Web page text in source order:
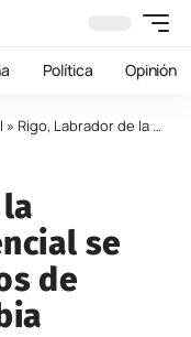
Política Opinión
» Rigo, Labrador de la Seguridad Presidencial se retira tras seis años de servicio en Colombia
se
de